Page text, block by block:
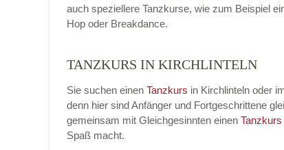
auch speziellere Tanzkurse, wie zum Beispiel
Hop oder Breakdance.
TANZKURS IN KIRCHLINTELN
Sie suchen einen Tanzkurs in Kirchlinteln oder
denn hier sind Anfänger und Fortgeschrittene
gemeinsam mit Gleichgesinnten einen Tanzkurs
Spaß macht.